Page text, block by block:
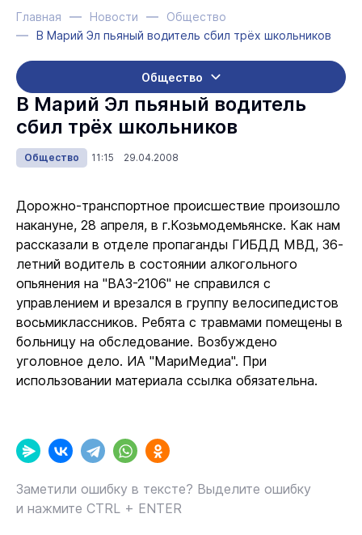
Главная Новости
Общество
В Марий Эл пьяный водитель сбил трёх школьников
Общество
В Марий Эл пьяный водитель
сбил трёх школьников
Общество 11:15 29.04.2008
Дорожно-транспортное происшествие произошло
накануне, 28 апреля, в г.Козьмодемьянске. Как нам
рассказали в отделе пропаганды ГИБДД МВД, 36-
летний водитель в состоянии алкогольного
опьянения на "ВАЗ-2106" не справился с
управлением и врезался в группу велосипедистов
восьмиклассников. Ребята с травмами помещены в
больницу на обследование. Возбуждено
уголовное дело. ИА "МариМедиа". При
использовании материала ссылка обязательна.
Заметили ошибку в тексте? Выделите ошибку
и нажмите CTRL + ENTER